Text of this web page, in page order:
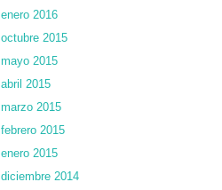
enero 2016
octubre 2015
mayo 2015
abril 2015
marzo 2015
febrero 2015
enero 2015
diciembre 2014